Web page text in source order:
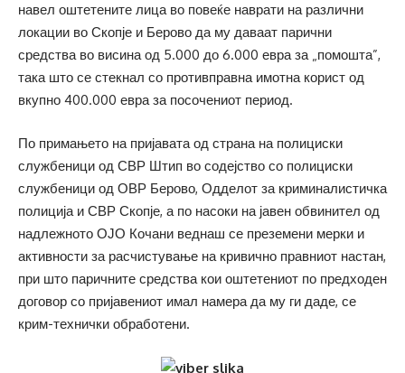
навел оштетените лица во повеќе наврати на различни
локации во Скопје и Берово да му даваат парични
средства во висина од 5.000 до 6.000 евра за „помошта”,
така што се стекнал со противправна имотна корист од
вкупно 400.000 евра за посочениот период.
По примањето на пријавата од страна на полициски
службеници од СВР Штип во содејство со полициски
службеници од ОВР Берово, Одделот за криминалистичка
полиција и СВР Скопје, а по насоки на јавен обвинител од
надлежното ОЈО Кочани веднаш се преземени мерки и
активности за расчистување на кривично правниот настан,
при што паричните средства кои оштетениот по предходен
договор со пријавениот имал намера да му ги даде, се
крим-технички обработени.